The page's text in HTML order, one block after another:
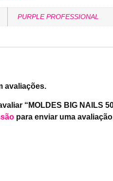
PURPLE PROFESSIONAL
avaliações.
“MOLDES BIG NAILS
para enviar uma